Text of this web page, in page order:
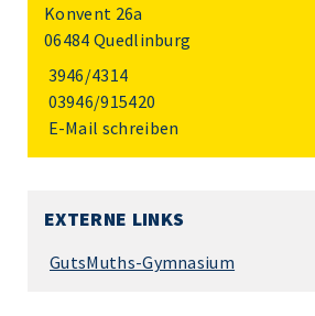
Konvent 26a
06484 Quedlinburg
3946/4314
03946/915420
E-Mail schreiben
EXTERNE LINKS
GutsMuths-Gymnasium